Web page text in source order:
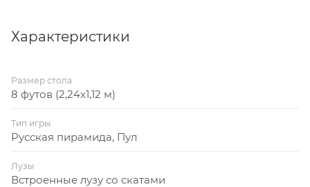
Характеристики
Размер стола
8 футов (2,24x1,12 м)
Тип игры
Русская пирамида, Пул
Лузы
Встроенные лузу со скатами